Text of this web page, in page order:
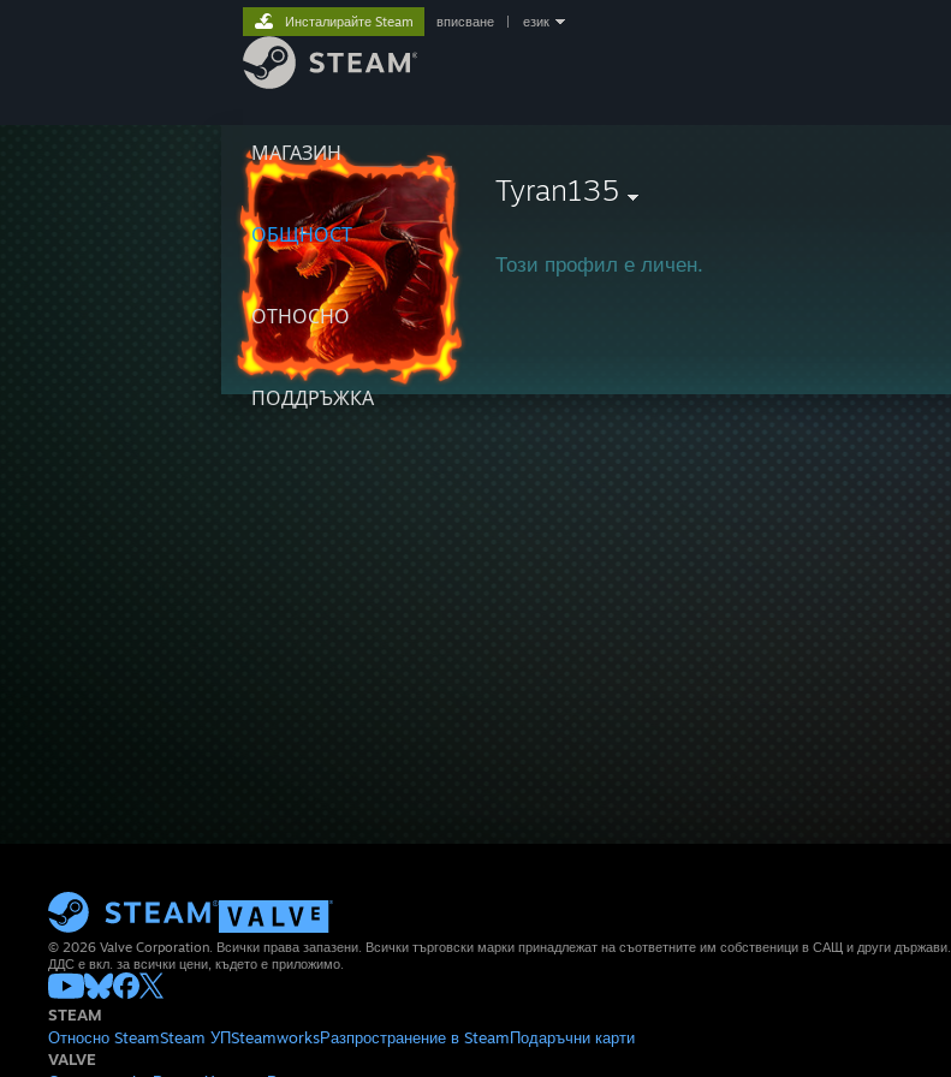
МАГАЗИН
ОБЩНОСТ
ОТНОСНО
ПОДДРЪЖКА
Инсталирайте Steam вписване език
Tyran135
Този профил е личен.
© 2026 Valve Corporation. Всички права запазени. Всички търговски марки принадлежат на съответните им собственици в САЩ и други държави.
ДДС е вкл. за всички цени, където е приложимо.
STEAM
Относно SteamSteam УПSteamworksРазпространение в SteamПодаръчни карти
VALVE